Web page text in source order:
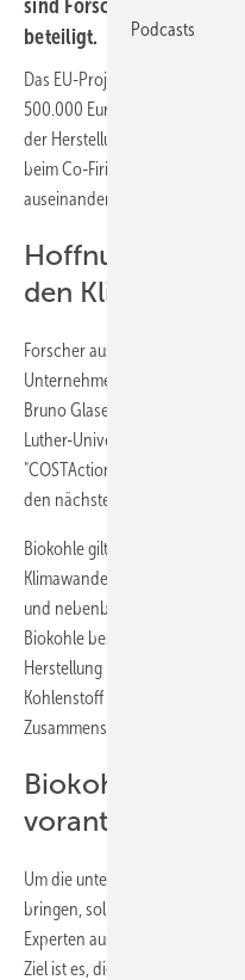
sind Forscher aus 23
beteiligt.
Das EU-Projekt wird in den
500.000 Euro gefördert. Die
der Herstellung und möglichen
beim Co-Firing in
auseinandersetzen.
Hoffnungsträger
den Klimawandel
Forscher aus 23 Ländern
Unternehmen sind beteiligt.
Bruno Glaser, Professor für
Luther-Universität Halle-
"COSTAction" Programms der
den nächsten vier Jahren mit
Biokohle gilt als großer
Klimawandel. "Sie kann
und nebenbei die
Biokohle besteht aus
Herstellung ist die einzige
Kohlenstoff entziehen kann,"
Zusammensetzung sei jedoch
Biokohlenutzung
vorantreiben
Um die unterschiedliche
bringen, soll "Biochar Europe"
Experten aus Forschung und
Ziel ist es, die Nutzung von
Podcasts